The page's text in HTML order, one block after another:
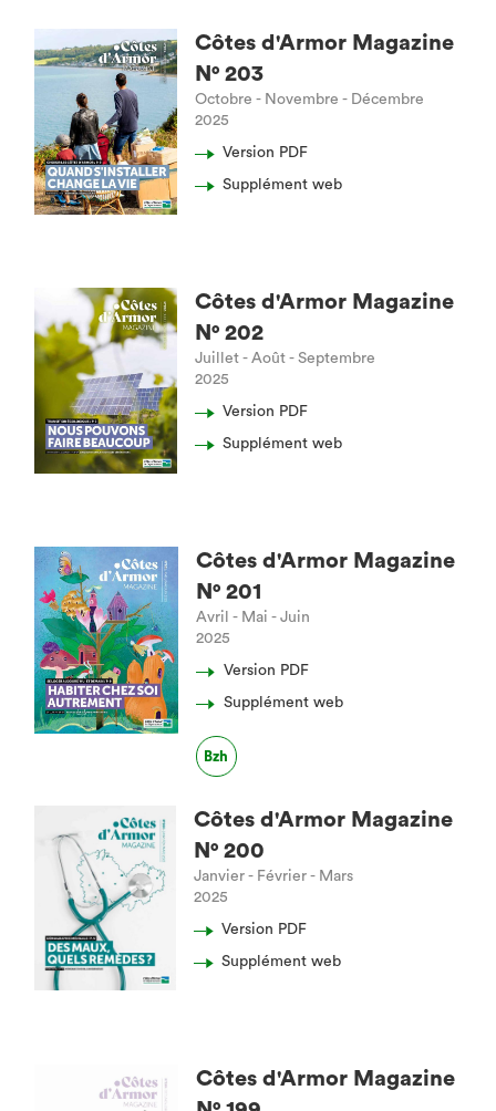
Côtes d'Armor Magazine
N° 203
Octobre - Novembre - Décembre
2025
Version PDF
Supplément web
Côtes d'Armor Magazine
N° 202
Juillet - Août - Septembre
2025
Version PDF
Supplément web
Côtes d'Armor Magazine
N° 201
Avril - Mai - Juin
2025
Version PDF
Supplément web
Bzh
Côtes d'Armor Magazine
N° 200
Janvier - Février - Mars
2025
Version PDF
Supplément web
Côtes d'Armor Magazine